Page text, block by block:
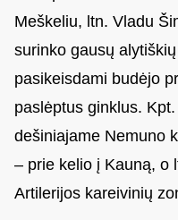
Meškeliu, ltn. Vladu
surinko gausų
pasikeisdami budėjo
paslėptus ginklus.
dešiniajame Nemuno
– prie kelio į Kauną, o
Artilerijos kareivinių